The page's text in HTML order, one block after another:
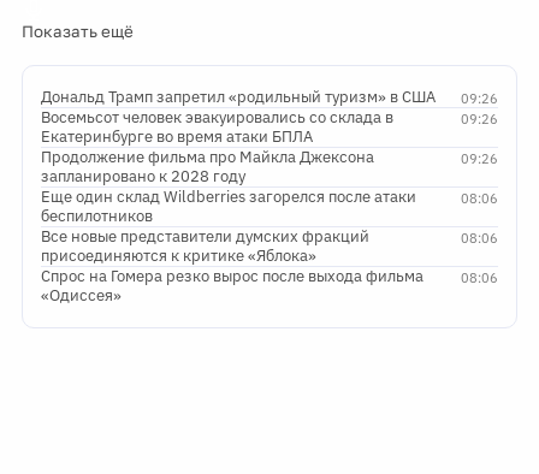
Показать ещё
09:26
Дональд Трамп запретил «родильный туризм» в США
09:26
Восемьсот человек эвакуировались со склада в
Екатеринбурге во время атаки БПЛА
09:26
Продолжение фильма про Майкла Джексона
запланировано к 2028 году
08:06
Еще один склад Wildberries загорелся после атаки
беспилотников
08:06
Все новые представители думских фракций
присоединяются к критике «Яблока»
08:06
Спрос на Гомера резко вырос после выхода фильма
«Одиссея»